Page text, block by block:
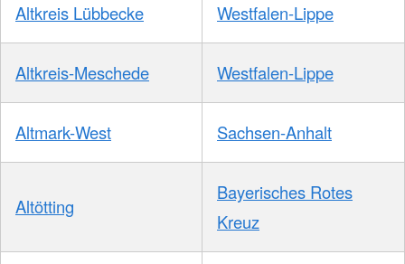
Altkreis Lübbecke Westfalen-Lippe
Altkreis-Meschede Westfalen-Lippe
Altmark-West Sachsen-Anhalt
Altötting
Bayerisches Rotes
Kreuz